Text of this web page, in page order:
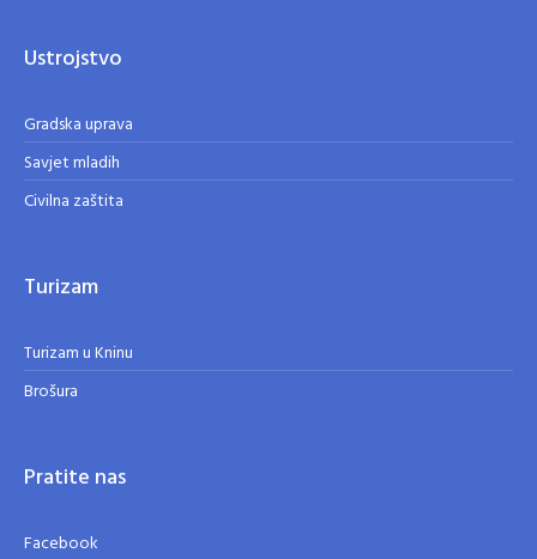
Ustrojstvo
Gradska uprava
Savjet mladih
Civilna zaštita
Turizam
Turizam u Kninu
Brošura
Pratite nas
Facebook